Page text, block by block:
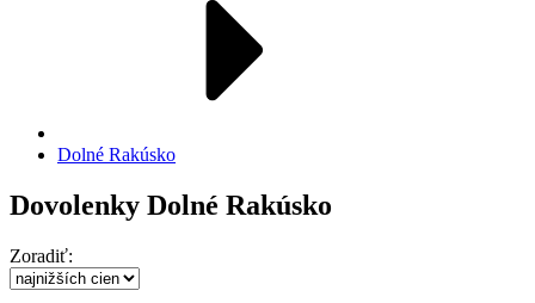
Dolné Rakúsko
Dovolenky Dolné Rakúsko
Zoradiť: